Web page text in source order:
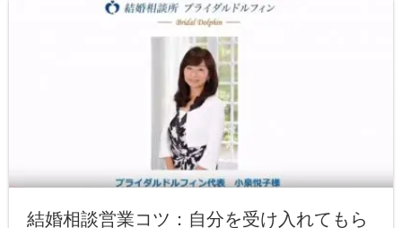
結婚相談営業コツ：自分を受け入れてもら